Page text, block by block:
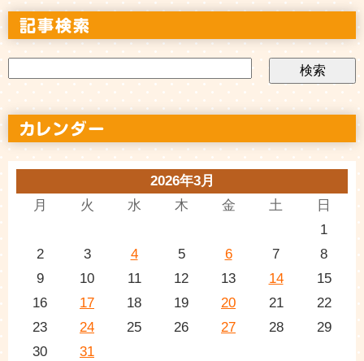
2026年3月
月
火 水 木 金 土 日
1
2
3 4 5 6 7
8
9
10 11 12 13 14
15
16
17 18 19 20 21
22
23
24 25 26 27 28
29
30
31